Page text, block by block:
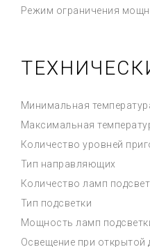
Режим ограничения
Минимальная
Максимальная
Количество уровней
Тип направляющих
Количество ламп
Тип подсветки
Мощность ламп
Освещение при открытой